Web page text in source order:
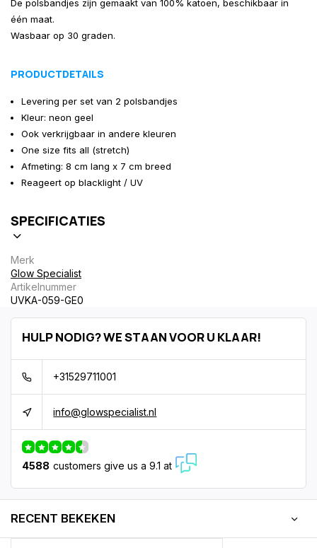
De polsbandjes zijn gemaakt van 100% katoen, beschikbaar in
één maat.
Wasbaar op 30 graden.
PRODUCTDETAILS
Levering per set van 2 polsbandjes
Kleur: neon geel
Ook verkrijgbaar in andere kleuren
One size fits all (stretch)
Afmeting: 8 cm lang x 7 cm breed
Reageert op blacklight / UV
SPECIFICATIES
Merk
Glow Specialist
Artikelnummer
UVKA-059-GE0
HULP NODIG? WE STAAN VOOR U KLAAR!
+31529711001
info@glowspecialist.nl
4588 customers give us a 9.1 at
RECENT BEKEKEN